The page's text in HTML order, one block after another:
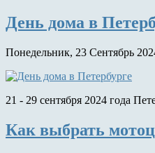
День дома в
Понедельник, 23 Сентябрь
21 - 29 сентября 2024 года
Как выбрать